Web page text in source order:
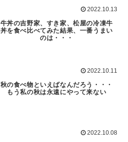
2022.10.13
牛丼の吉野家、すき家、松屋の冷凍牛
丼を食べ比べてみた結果、一番うまい
のは・・・
2022.10.11
秋の食べ物といえばなんだろう・・・
もう私の秋は永遠にやって来ない
2022.10.08